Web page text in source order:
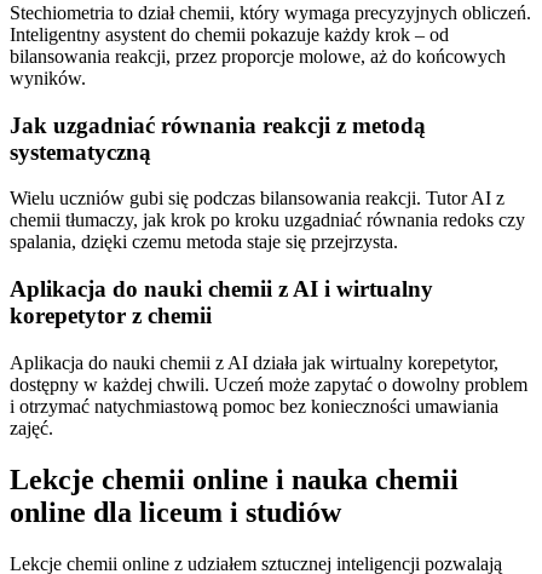
Stechiometria to dział chemii, który wymaga precyzyjnych obliczeń.
Inteligentny asystent do chemii pokazuje każdy krok – od
bilansowania reakcji, przez proporcje molowe, aż do końcowych
wyników.
Jak uzgadniać równania reakcji z metodą
systematyczną
Wielu uczniów gubi się podczas bilansowania reakcji. Tutor AI z
chemii tłumaczy, jak krok po kroku uzgadniać równania redoks czy
spalania, dzięki czemu metoda staje się przejrzysta.
Aplikacja do nauki chemii z AI i wirtualny
korepetytor z chemii
Aplikacja do nauki chemii z AI działa jak wirtualny korepetytor,
dostępny w każdej chwili. Uczeń może zapytać o dowolny problem
i otrzymać natychmiastową pomoc bez konieczności umawiania
zajęć.
Lekcje chemii online i nauka chemii
online dla liceum i studiów
Lekcje chemii online z udziałem sztucznej inteligencji pozwalają